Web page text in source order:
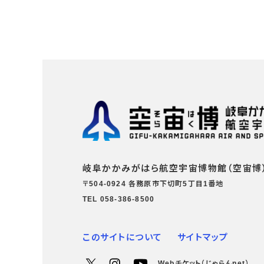
岐阜かかみがはら航空宇宙博物館（空宙博
〒504-0924 各務原市下切町5丁目1番地
TEL 058-386-8500
このサイトについて サイトマップ